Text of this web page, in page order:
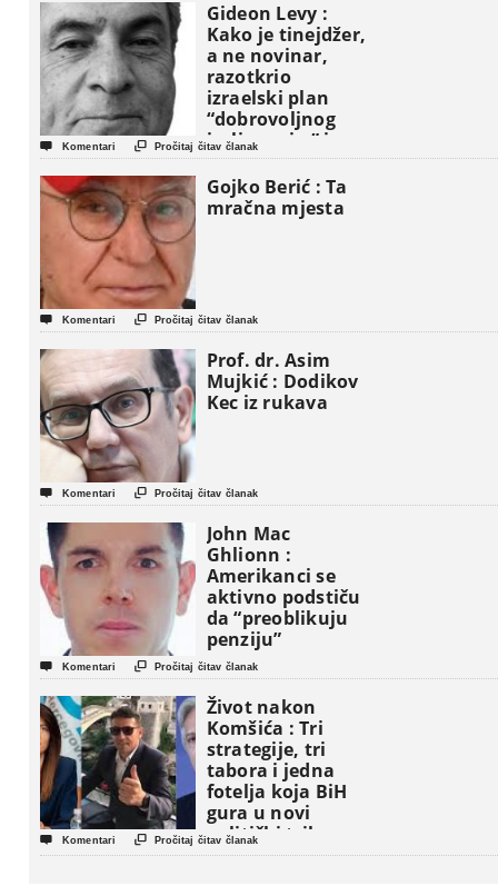
Gideon Levy :
Kako je tinejdžer,
a ne novinar,
razotkrio
izraelski plan
“dobrovoljnog
iseljavanja ” iz
Gaze
 Komentari  Pročitaj čitav članak
Gojko Berić : Ta
mračna mjesta
 Komentari  Pročitaj čitav članak
Prof. dr. Asim
Mujkić : Dodikov
Kec iz rukava
 Komentari  Pročitaj čitav članak
John Mac
Ghlionn :
Amerikanci se
aktivno podstiču
da “preoblikuju
penziju”
 Komentari  Pročitaj čitav članak
Život nakon
Komšića : Tri
strategije, tri
tabora i jedna
fotelja koja BiH
gura u novi
politički triler
 Komentari  Pročitaj čitav članak